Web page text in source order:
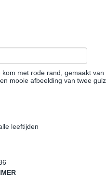
kom met rode rand, gemaakt
mooie afbeelding van twee
leeftijden